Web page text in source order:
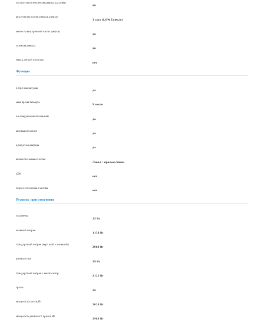
полностью стеклянная дверца духовки
да
количество слоев стекла в дверце
3 слоя (LOW E стекло)
меню на внутренней части дверцы
да
съемная дверца
да
эмаль легкой очистки
нет
Функции
отсрочка запуска
да
макс время таймера
9 часов
охлаждение вентиляцией
да
автовыключение
да
доводчик дверцы
да
каталитическая очистка
Левая + правая стенки
СВЧ
нет
пиролитическая очистка
нет
Режимы приготовления
подсветка
25 Вт
нижний нагрев
1138 Вт
стандартный нагрев (верхний + нижний)
2088 Вт
разморозка
59 Вт
стандартный нагрев + вентилятор
2122 Вт
гриль
да
мощность гриля, Вт
2038 Вт
мощность двойного гриля, Вт
2988 Вт